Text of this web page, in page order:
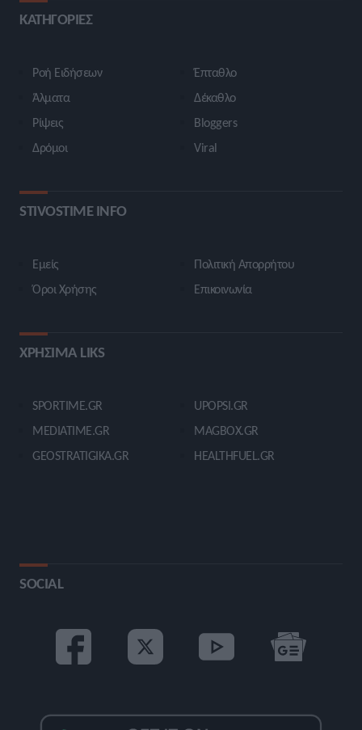
ΚΑΤΗΓΟΡΙΕΣ
Ροή Ειδήσεων
Άλματα
Ρίψεις
Δρόμοι
Έπταθλο
Δέκαθλο
Bloggers
Viral
STIVOSTIME INFO
Εμείς
Όροι Χρήσης
Πολιτική Απορρήτου
Επικοινωνία
ΧΡΗΣΙΜΑ LIKS
SPORTIME.GR
MEDIATIME.GR
GEOSTRATIGIKA.GR
UPOPSI.GR
MAGBOX.GR
HEALTHFUEL.GR
SOCIAL